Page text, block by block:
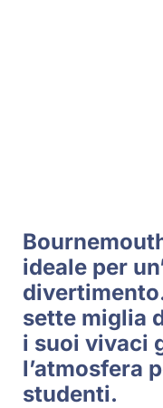
ideale per
sette miglia
i suoi vivaci
l’atmosfera
studenti.